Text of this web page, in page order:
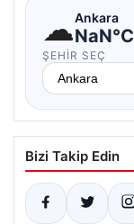
☁Ankara
NaN°C
ŞEHIR SEÇ
Bizi Takip Edin